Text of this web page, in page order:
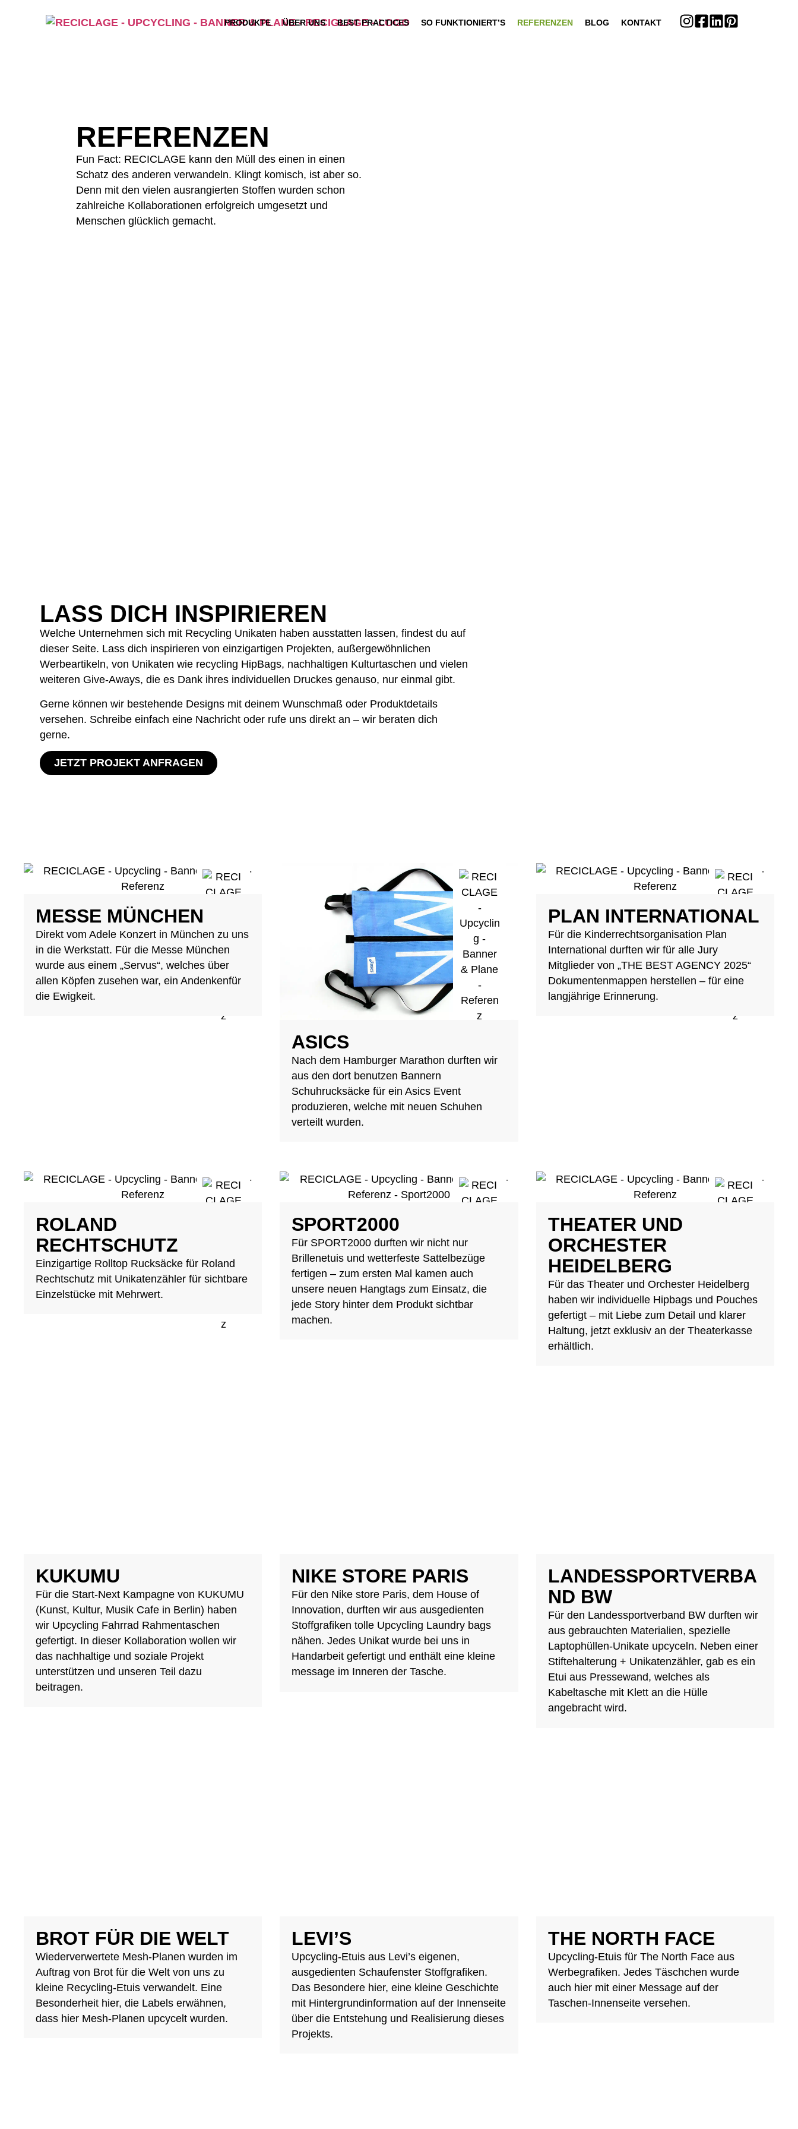
PRODUKTE ÜBER UNS BEST PRACTICES SO FUNKTIONIERT’S REFERENZEN BLOG KONTAKT
REFERENZEN
Fun Fact: RECICLAGE kann den Müll des einen in einen
Schatz des anderen verwandeln. Klingt komisch, ist aber so.
Denn mit den vielen ausrangierten Stoffen wurden schon
zahlreiche Kollaborationen erfolgreich umgesetzt und
Menschen glücklich gemacht.
LASS DICH INSPIRIEREN
Welche Unternehmen sich mit Recycling Unikaten haben ausstatten lassen, findest du auf
dieser Seite. Lass dich inspirieren von einzigartigen Projekten, außergewöhnlichen
Werbeartikeln, von Unikaten wie recycling HipBags, nachhaltigen Kulturtaschen und vielen
weiteren Give-Aways, die es Dank ihres individuellen Druckes genauso, nur einmal gibt.
Gerne können wir bestehende Designs mit deinem Wunschmaß oder Produktdetails
versehen. Schreibe einfach eine Nachricht oder rufe uns direkt an – wir beraten dich
gerne.
JETZT PROJEKT ANFRAGEN
MESSE MÜNCHEN
Direkt vom Adele Konzert in München zu uns
in die Werkstatt. Für die Messe München
wurde aus einem „Servus“, welches über
allen Köpfen zusehen war, ein Andenkenfür
die Ewigkeit.
ASICS
Nach dem Hamburger Marathon durften wir
aus den dort benutzen Bannern
Schuhrucksäcke für ein Asics Event
produzieren, welche mit neuen Schuhen
verteilt wurden.
PLAN INTERNATIONAL
Für die Kinderrechtsorganisation Plan
International durften wir für alle Jury
Mitglieder von „THE BEST AGENCY 2025“
Dokumentenmappen herstellen – für eine
langjährige Erinnerung.
ROLAND
RECHTSCHUTZ
Einzigartige Rolltop Rucksäcke für Roland
Rechtschutz mit Unikatenzähler für sichtbare
Einzelstücke mit Mehrwert.
SPORT2000
Für SPORT2000 durften wir nicht nur
Brillenetuis und wetterfeste Sattelbezüge
fertigen – zum ersten Mal kamen auch
unsere neuen Hangtags zum Einsatz, die
jede Story hinter dem Produkt sichtbar
machen.
THEATER UND
ORCHESTER
HEIDELBERG
Für das Theater und Orchester Heidelberg
haben wir individuelle Hipbags und Pouches
gefertigt – mit Liebe zum Detail und klarer
Haltung, jetzt exklusiv an der Theaterkasse
erhältlich.
KUKUMU
Für die Start-Next Kampagne von KUKUMU
(Kunst, Kultur, Musik Cafe in Berlin) haben
wir Upcycling Fahrrad Rahmentaschen
gefertigt. In dieser Kollaboration wollen wir
das nachhaltige und soziale Projekt
unterstützen und unseren Teil dazu
beitragen.
NIKE STORE PARIS
Für den Nike store Paris, dem House of
Innovation, durften wir aus ausgedienten
Stoffgrafiken tolle Upcycling Laundry bags
nähen. Jedes Unikat wurde bei uns in
Handarbeit gefertigt und enthält eine kleine
message im Inneren der Tasche.
LANDESSPORTVERBA
ND BW
Für den Landessportverband BW durften wir
aus gebrauchten Materialien, spezielle
Laptophüllen-Unikate upcyceln. Neben einer
Stiftehalterung + Unikatenzähler, gab es ein
Etui aus Pressewand, welches als
Kabeltasche mit Klett an die Hülle
angebracht wird.
BROT FÜR DIE WELT
Wiederverwertete Mesh-Planen wurden im
Auftrag von Brot für die Welt von uns zu
kleine Recycling-Etuis verwandelt. Eine
Besonderheit hier, die Labels erwähnen,
dass hier Mesh-Planen upcycelt wurden.
LEVI’S
Upcycling-Etuis aus Levi’s eigenen,
ausgedienten Schaufenster Stoffgrafiken.
Das Besondere hier, eine kleine Geschichte
mit Hintergrundinformation auf der Innenseite
über die Entstehung und Realisierung dieses
Projekts.
THE NORTH FACE
Upcycling-Etuis für The North Face aus
Werbegrafiken. Jedes Täschchen wurde
auch hier mit einer Message auf der
Taschen-Innenseite versehen.